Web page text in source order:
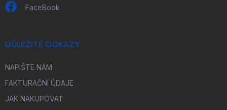
FaceBook
DŮLEŽITÉ ODKAZY
NAPIŠTE NÁM
FAKTURAČNÍ ÚDAJE
JAK NAKUPOVAT